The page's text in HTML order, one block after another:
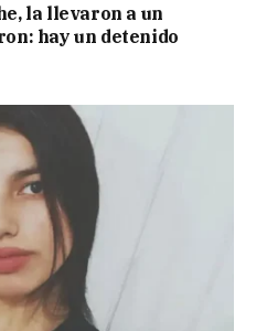
la llevaron a un
hay un detenido